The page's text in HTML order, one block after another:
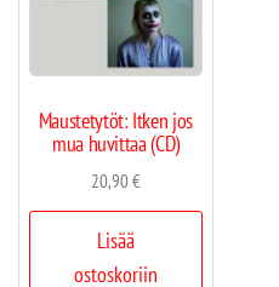
Maustetytöt: Itken jos
mua huvittaa (CD)
20,90€
Lisää
ostoskoriin